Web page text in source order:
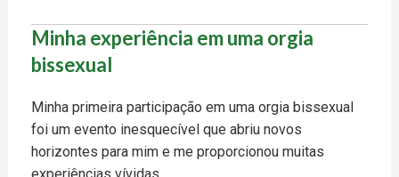
Minha experiência em uma orgia
bissexual
Minha primeira participação em uma orgia bissexual
foi um evento inesquecível que abriu novos
horizontes para mim e me proporcionou muitas